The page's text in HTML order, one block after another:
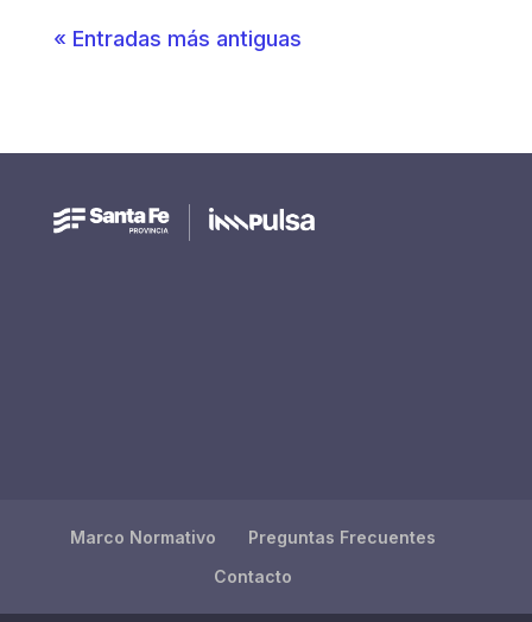
« Entradas más antiguas
Marco Normativo
Preguntas Frecuentes
Contacto